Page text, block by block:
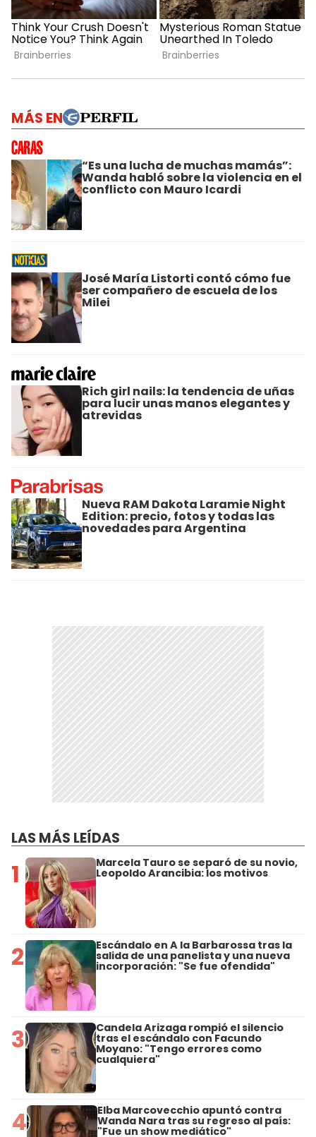
MÁS EN
“Es una lucha de muchas mamás”:
Wanda habló sobre la violencia en el
conflicto con Mauro Icardi
José María Listorti contó cómo fue
ser compañero de escuela de los
Milei
Rich girl nails: la tendencia de uñas
para lucir unas manos elegantes y
atrevidas
Nueva RAM Dakota Laramie Night
Edition: precio, fotos y todas las
novedades para Argentina
LAS MÁS LEÍDAS
1 Marcela Tauro se separó de su novio,
Leopoldo Arancibia: los motivos
2 Escándalo en A la Barbarossa tras la
salida de una panelista y una nueva
incorporación: "Se fue ofendida"
3 Candela Arizaga rompió el silencio
tras el escándalo con Facundo
Moyano: "Tengo errores como
cualquiera"
4 Elba Marcovecchio apuntó contra
Wanda Nara tras su regreso al país:
"Fue un show mediático"